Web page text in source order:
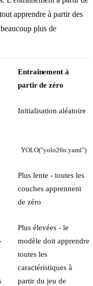
apprendre à partir des
plus de
Entraînement à
partir de zéro
Initialisation aléatoire
YOLO("yolo26n.yaml")
Plus lente - toutes les
couches apprennent
de zéro
Plus élevées - le
modèle doit apprendre
toutes les
caractéristiques à
partir du jeu de